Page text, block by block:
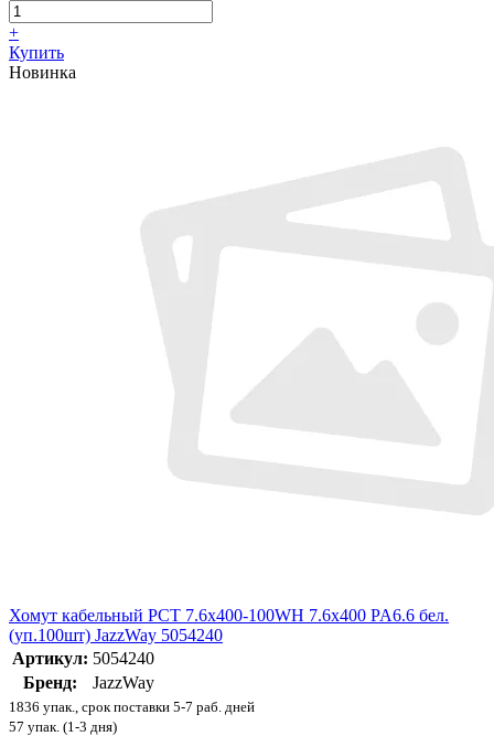
+
Купить
Новинка
Хомут кабельный PCT 7.6х400-100WH 7.6х400 PA6.6 бел.
(уп.100шт) JazzWay 5054240
Артикул: 5054240
Бренд:
JazzWay
1836 упак., срок поставки 5-7 раб. дней
57 упак. (1-3 дня)